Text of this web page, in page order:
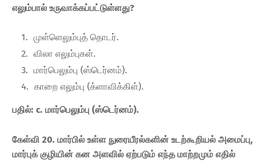
எலும்பால் உருவாக்கப்பட்டுள்ளது?
முள்ளெலும்புத் தொடர்.
விலா எலும்புகள்.
மார்பெலும்பு (ஸ்டெர்னம்).
காறை எலும்பு (க்ளாவிக்கிள்).
பதில்: c. மார்பெலும்பு (ஸ்டெர்னம்).
கேள்வி 20. மார்பில் உள்ள நுரையீரல்களின் உடற்கூறியல் அமைப்பு,
மார்புக் குழியின் கன அளவில் ஏற்படும் எந்த மாற்றமும் எதில்